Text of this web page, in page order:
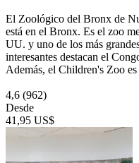
El Zoológico del Bronx de
está en el Bronx. Es el zoo
UU. y uno de los más
interesantes destacan el
Además, el Children's Zoo
4,6 (962)
Desde
41,95 US$